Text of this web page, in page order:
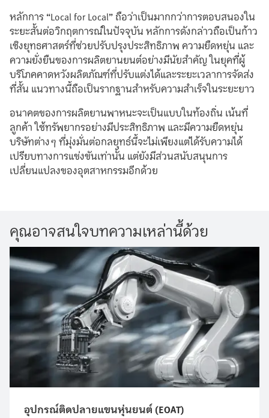
หลักการ “Local for Local” ถือว่าเป็นมากกว่าการตอบสนองใน
ระยะสั้นต่อวิกฤตการณ์ในปัจจุบัน หลักการดังกล่าวถือเป็นก้าว
เชิงยุทธศาสตร์ที่ช่วยปรับปรุงประสิทธิภาพ ความยืดหยุ่น และ
ความยั่งยืนของการผลิตยานยนต์อย่างมีนัยสำคัญ ในยุคที่ผู้
บริโภคคาดหวังผลิตภัณฑ์ที่ปรับแต่งได้และระยะเวลาการจัดส่ง
ที่สั้น แนวทางนี้ถือเป็นรากฐานสำหรับความสำเร็จในระยะยาว
อนาคตของการผลิตยานพาหนะจะเป็นแบบในท้องถิ่น เน้นที่
ลูกค้า ใช้ทรัพยากรอย่างมีประสิทธิภาพ และมีความยืดหยุ่น
บริษัทต่างๆ ที่มุ่งมั่นต่อกลยุทธ์นี้จะไม่เพียงแต่ได้รับความได้
เปรียบทางการแข่งขันเท่านั้น แต่ยังมีส่วนสนับสนุนการ
เปลี่ยนแปลงของอุตสาหกรรมอีกด้วย
คุณอาจสนใจบทความเหล่านี้ด้วย
อุปกรณ์ติดปลายแขนหุ่นยนต์ (EOAT)